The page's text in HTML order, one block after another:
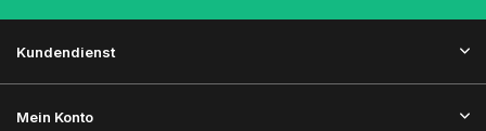
Kundendienst
Mein Konto